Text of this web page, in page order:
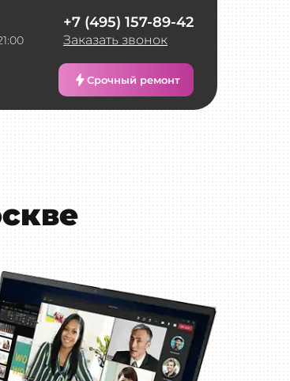
+7 (495) 157-89-42
Заказать звонок
Срочный ремонт